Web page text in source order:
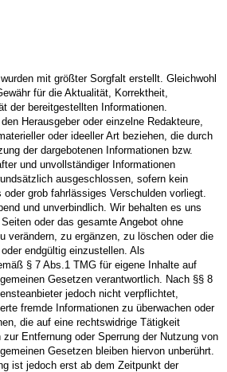
mit größter Sorgfalt erstellt. Gleichwohl
für die Aktualität, Korrektheit,
der bereitgestellten Informationen.
Herausgeber oder einzelne Redakteure,
oder ideeller Art beziehen, die durch
der dargebotenen Informationen bzw.
und unvollständiger Informationen
ausgeschlossen, sofern kein
grob fahrlässiges Verschulden vorliegt.
und unverbindlich. Wir behalten es uns
oder das gesamte Angebot ohne
verändern, zu ergänzen, zu löschen oder die
endgültig einzustellen. Als
§ 7 Abs.1 TMG für eigene Inhalte auf
Gesetzen verantwortlich. Nach §§ 8
jedoch nicht verpflichtet,
fremde Informationen zu überwachen oder
die auf eine rechtswidrige Tätigkeit
zur Entfernung oder Sperrung der Nutzung von
Gesetzen bleiben hiervon unberührt.
ist jedoch erst ab dem Zeitpunkt der